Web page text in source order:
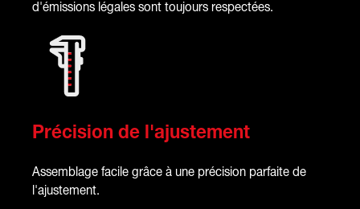
d'émissions légales sont toujours respectées.
Précision de l'ajustement
Assemblage facile grâce à une précision parfaite de
l'ajustement.